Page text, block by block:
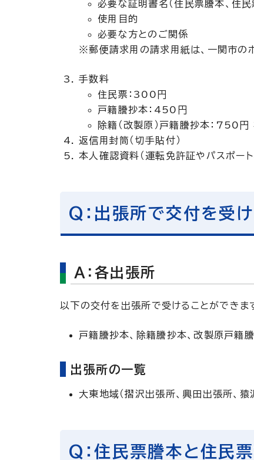
必要な証明書名（住民票謄本、住民
使用目的
必要な方とのご関係
※郵便請求用の請求用紙は、一関市の
手数料
住民票：300円
戸籍謄抄本：450円
除籍（改製原）戸籍謄抄本：750円
返信用封筒（切手貼付）
本人確認資料（運転免許証やパスポート
Q：出張所で交付を受
A：各出張所
以下の交付を出張所で受けることができま
戸籍謄抄本、除籍謄抄本、改製原戸籍
出張所の一覧
大東地域（摺沢出張所、興田出張所、猿
Q：住民票謄本と住民